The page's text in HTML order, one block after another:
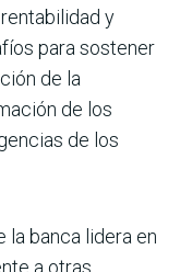
y
para sostener
de la
de los
de los
la banca lidera en
a otras